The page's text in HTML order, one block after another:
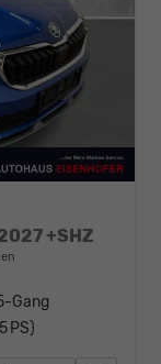
+SHZ
Gang
PS)